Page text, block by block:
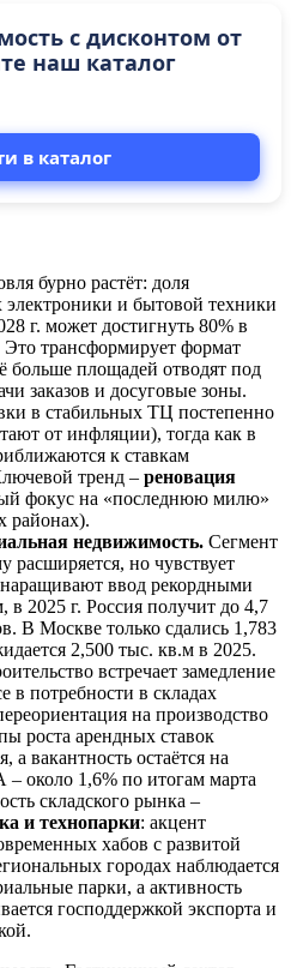
с дисконтом от
наш каталог
в каталог
бурно растёт: доля
электроники и бытовой техники
г. может достигнуть 80% в
Это трансформирует формат
больше площадей отводят под
заказов и досуговые зоны.
в стабильных ТЦ постепенно
от инфляции), тогда как в
к ставкам
тренд – реновация
фокус на «последнюю милю»
недвижимость. Сегмент
расширяется, но чувствует
ввод рекордными
в 2025 г. Россия получит до 4,7
В Москве только сдались 1,783
2,500 тыс. кв.м в 2025.
встречает замедление
в потребности в складах
на производство
роста арендных ставок
а вакантность остаётся на
– около 1,6% по итогам марта
складского рынка –
и технопарки: акцент
хабов с развитой
городах наблюдается
парки, а активность
господдержкой экспорта и